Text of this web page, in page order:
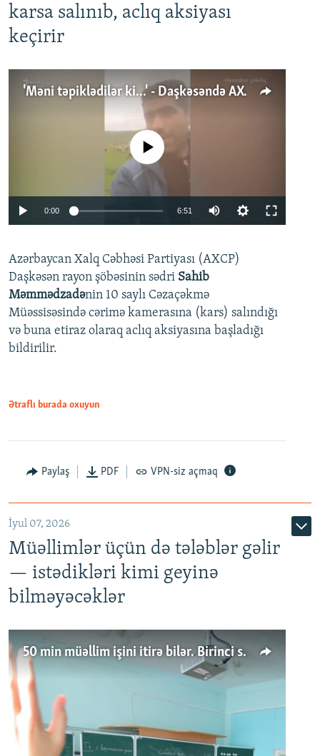
karsa salınıb, aclıq aksiyası
keçirir
'Məni təpiklədilər ki...' - Daşkəsəndə AXCP fəalının yaxınları onun həbsinə etiraz edirlər
Auto 240p 360p
720p 1080p
No media source currently available
0:00 6:51
360p
720p
1080p
Azərbaycan Xalq Cəbhəsi Partiyası (AXCP)
Daşkəsən rayon şöbəsinin sədri Sahib
Məmmədzadənin 10 saylı Cəzaçəkmə
Müəssisəsində cərimə kamerasına (kars) salındığı
və buna etiraz olaraq aclıq aksiyasına başladığı
bildirilir.
Ətraflı burada oxuyun
Paylaş PDF VPN-siz açmaq
İyul 07, 2026
Müəllimlər üçün də tələblər gəlir
— istədikləri kimi geyinə
bilməyəcəklər
50 min müəllim işini itirə bilər. Birinci sinfə gedənlər azalır